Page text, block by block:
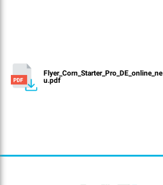
Flyer_Corn_Starter_Pro_DE_online_ne
u.pdf